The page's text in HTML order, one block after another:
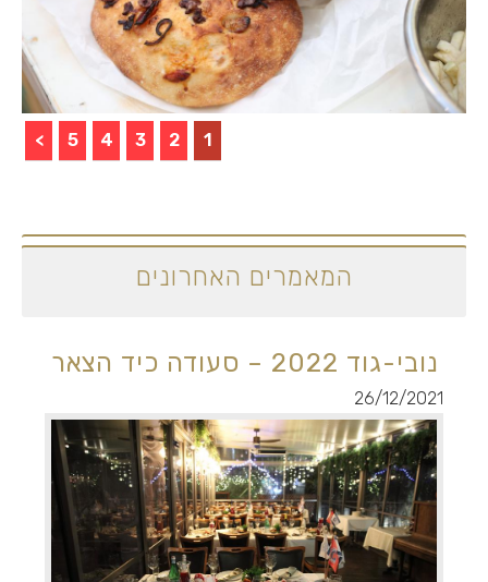
המאמרים האחרונים
נובי-גוד 2022 – סעודה כיד הצאר
26/12/2021
1
2
3
4
5
>